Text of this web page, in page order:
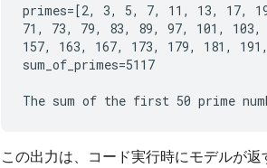
primes=[2, 3, 5, 7, 11, 13, 17,
71, 73, 79, 83, 89, 97, 101, 103,
157, 163, 167, 173, 179, 181,
sum_of_primes=5117
この出力は、コード実行時にモデルが